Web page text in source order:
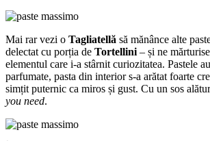
Mai rar vezi o Tagliatellă să mănânce alte
delectat cu porția de Tortellini – și ne
elementul care i-a stârnit curiozitatea. Pastele
parfumate, pasta din interior s-a arătat foarte
simțit puternic ca miros și gust. Cu un sos
you need.